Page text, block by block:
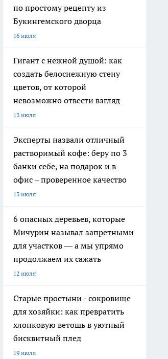
по простому рецепту из
Букингемского дворца
16 июля
Гигант с нежной душой: как
создать белоснежную стену
цветов, от которой
невозможно отвести взгляд
13 июля
Эксперты назвали отличный
растворимый кофе: беру по 3
банки себе, на подарок и в
офис – проверенное качество
13 июля
6 опасных деревьев, которые
Мичурин называл запретными
для участков — а мы упрямо
продолжаем их сажать
12 июля
Старые простыни - сокровище
для хозяйки: как превратить
хлопковую ветошь в уютный
бисквитный плед
19 июля